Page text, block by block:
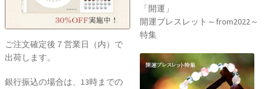
ご注文確定後７営業日（内）で
出荷します。
銀行振込の場合は、13時までの
「開運」
開運ブレスレット～from2022～
特集